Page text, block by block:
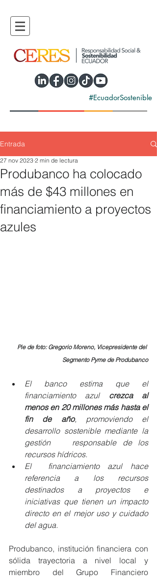
#EcuadorSostenible
Entrada
Produbanco ha colocado
más de $43 millones en
financiamiento a proyectos
azules
27 nov 2023 2 min de lectura
Pie de foto: Gregorio Moreno, Vicepresidente del
Segmento Pyme de Produbanco
El banco estima que el
financiamiento azul crezca al
menos en 20 millones más hasta el
fin de año, promoviendo el
desarrollo sostenible mediante la
gestión 	responsable de los
recursos hídricos.
El  financiamiento azul hace
referencia a los recursos
destinados a proyectos e
iniciativas que tienen un impacto
directo en el mejor uso y cuidado
del agua.
Produbanco, institución financiera con
sólida trayectoria a nivel local y
miembro del Grupo Financiero